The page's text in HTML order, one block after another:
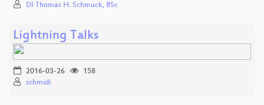
DI Thomas H. Schmuck, BSc
Lightning Talks
2016-03-26
158
schmidi